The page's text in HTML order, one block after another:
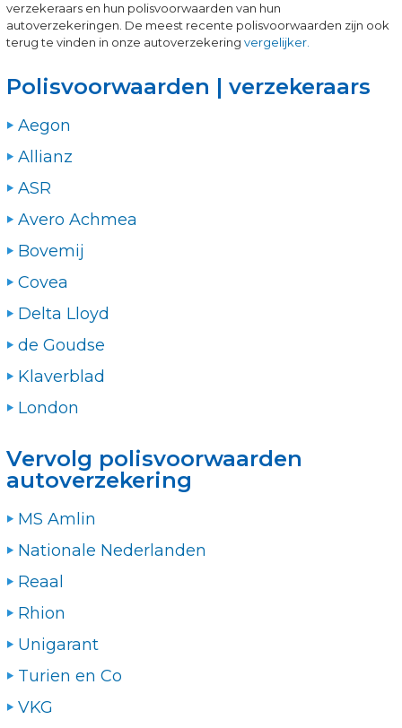
verzekeraars en hun polisvoorwaarden van hun
autoverzekeringen. De meest recente polisvoorwaarden zijn ook
terug te vinden in onze autoverzekering vergelijker.
Polisvoorwaarden | verzekeraars
Aegon
Allianz
ASR
Avero Achmea
Bovemij
Covea
Delta Lloyd
de Goudse
Klaverblad
London
Vervolg polisvoorwaarden
autoverzekering
MS Amlin
Nationale Nederlanden
Reaal
Rhion
Unigarant
Turien en Co
VKG